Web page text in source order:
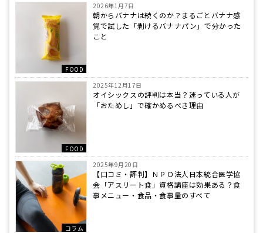
FOOD
2026年1月7日
朝からバナナは続くのか？まるごとバナナ感
覚で試した「剥けるバナナパン」で分かった
こと
FOOD
2025年12月17日
オイシックスの評判は本当？迷っている人が
「おためし」で確かめるべき理由
コラム
2025年9月20日
【口コミ・評判】ＮＰＯ法人日本統合医学協
会「アスリート食」資格講座は効果ある？食
事メニュー・食品・食事量のすべて